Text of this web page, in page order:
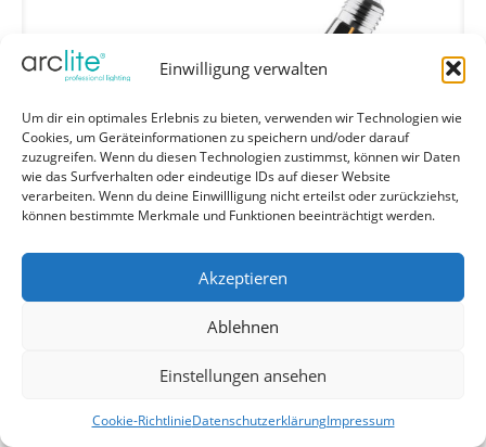
Einwilligung verwalten
Um dir ein optimales Erlebnis zu bieten, verwenden wir Technologien wie
Cookies, um Geräteinformationen zu speichern und/oder darauf
zuzugreifen. Wenn du diesen Technologien zustimmst, können wir Daten
wie das Surfverhalten oder eindeutige IDs auf dieser Website
verarbeiten. Wenn du deine Einwillligung nicht erteilst oder zurückziehst,
können bestimmte Merkmale und Funktionen beeinträchtigt werden.
Akzeptieren
Ablehnen
Einstellungen ansehen
Cookie-RichtlinieDatenschutzerklärungImpressum